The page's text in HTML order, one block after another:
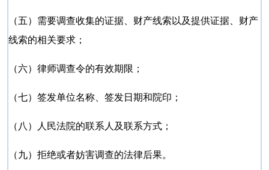
（五）需要调查收集的证据、财产线索以及提供证据、财产
线索的相关要求；
（六）律师调查令的有效期限；
（七）签发单位名称、签发日期和院印；
（八）人民法院的联系人及联系方式；
（九）拒绝或者妨害调查的法律后果。